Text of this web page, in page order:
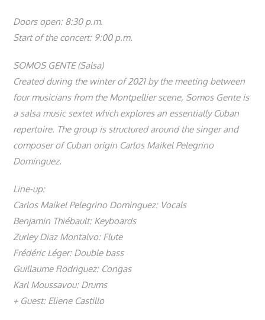
Doors open: 8:30 p.m.
Start of the concert: 9:00 p.m.
SOMOS GENTE (Salsa)
Created during the winter of 2021 by the meeting between
four musicians from the Montpellier scene, Somos Gente is
a salsa music sextet which explores an essentially Cuban
repertoire. The group is structured around the singer and
composer of Cuban origin Carlos Maikel Pelegrino
Dominguez.
Line-up:
Carlos Maikel Pelegrino Dominguez: Vocals
Benjamin Thiébault: Keyboards
Zurley Diaz Montalvo: Flute
Frédéric Léger: Double bass
Guillaume Rodriguez: Congas
Karl Moussavou: Drums
+ Guest: Eliene Castillo